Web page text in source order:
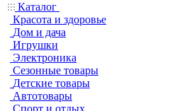
Каталог
Красота и здоровье
Дом и дача
Игрушки
Электроника
Сезонные товары
Детские товары
Автотовары
Спорт и отдых